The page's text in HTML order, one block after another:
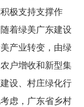
极支持支撑作
着绿美广东建设
产业转变，由绿
户增收和新型集
设、村庄绿化行
虑，广东省乡村